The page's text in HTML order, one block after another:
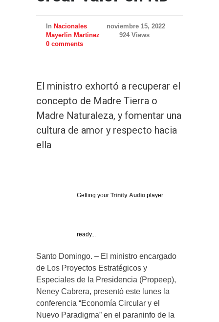
In Nacionales
noviembre 15, 2022
Mayerlin Martinez
924 Views
0 comments
El ministro exhortó a recuperar el
concepto de Madre Tierra o
Madre Naturaleza, y fomentar una
cultura de amor y respecto hacia
ella
Getting your Trinity Audio player
ready...
Santo Domingo. – El ministro encargado
de Los Proyectos Estratégicos y
Especiales de la Presidencia (Propeep),
Neney Cabrera, presentó este lunes la
conferencia “Economía Circular y el
Nuevo Paradigma” en el paraninfo de la